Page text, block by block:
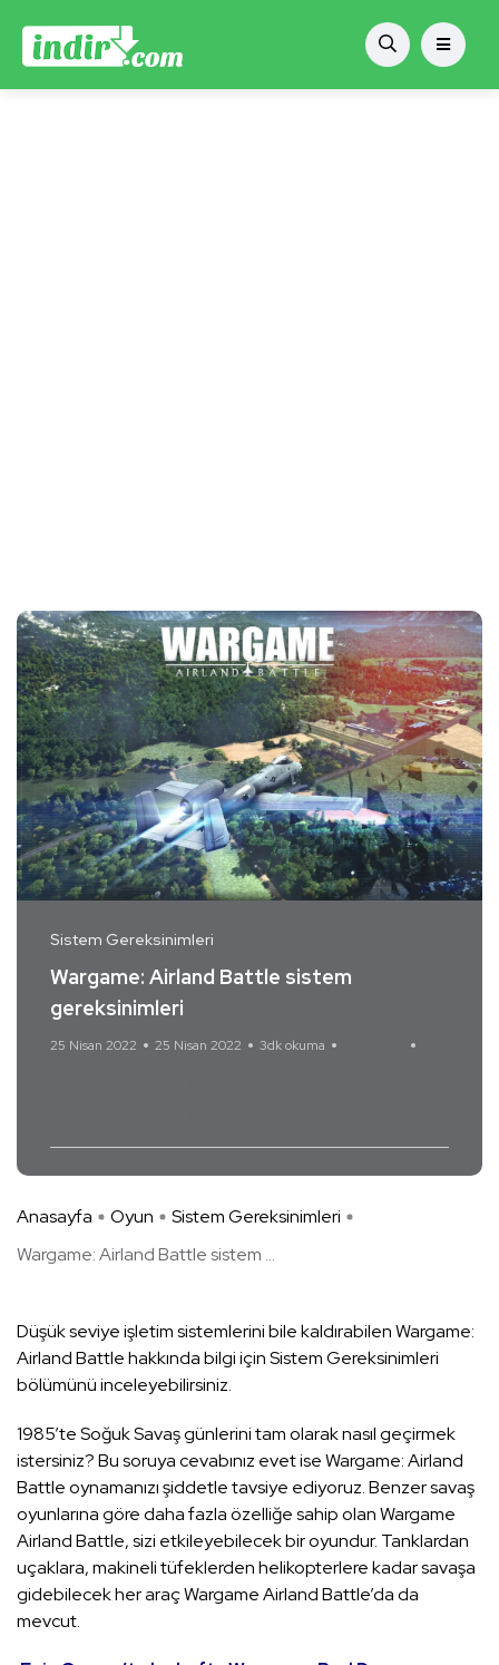
Sistem Gereksinimleri
Wargame: Airland Battle sistem
gereksinimleri
25 Nisan 2022 25 Nisan 2022 3dk okuma
Anasayfa Oyun
Sistem Gereksinimleri
Wargame: Airland Battle sistem ...
Düşük seviye işletim sistemlerini bile kaldırabilen Wargame:
Airland Battle hakkında bilgi için Sistem Gereksinimleri
bölümünü inceleyebilirsiniz.
1985’te Soğuk Savaş günlerini tam olarak nasıl geçirmek
istersiniz? Bu soruya cevabınız evet ise Wargame: Airland
Battle oynamanızı şiddetle tavsiye ediyoruz. Benzer savaş
oyunlarına göre daha fazla özelliğe sahip olan Wargame
Airland Battle, sizi etkileyebilecek bir oyundur. Tanklardan
uçaklara, makineli tüfeklerden helikopterlere kadar savaşa
gidebilecek her araç Wargame Airland Battle’da da
mevcut.